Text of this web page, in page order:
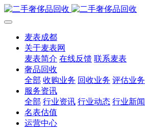
麦表成都
关于麦表网
麦表简介 在线反馈 联系麦表
奢品回收
全部 收购业务 回收业务 评估业务
服务资讯
全部 行业资讯 行业动态 行业新闻
名表估值
运营中心